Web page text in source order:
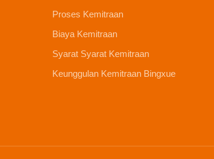
Proses Kemitraan
Biaya Kemitraan
Syarat Syarat Kemitraan
Keunggulan Kemitraan Bingxue